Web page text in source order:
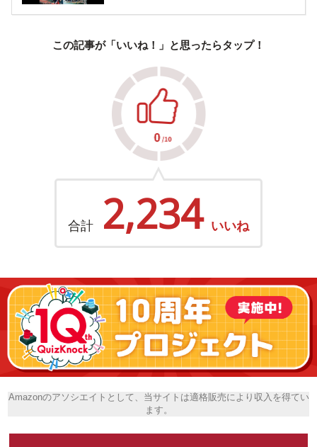
この記事が「いいね！」と思ったらタップ！
合計 2,234 いいね
Amazonのアソシエイトとして、当サイトは適格販売により収入を得てい
ます。